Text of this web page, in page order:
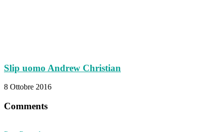
Slip uomo Andrew Christian
8 Ottobre 2016
Comments